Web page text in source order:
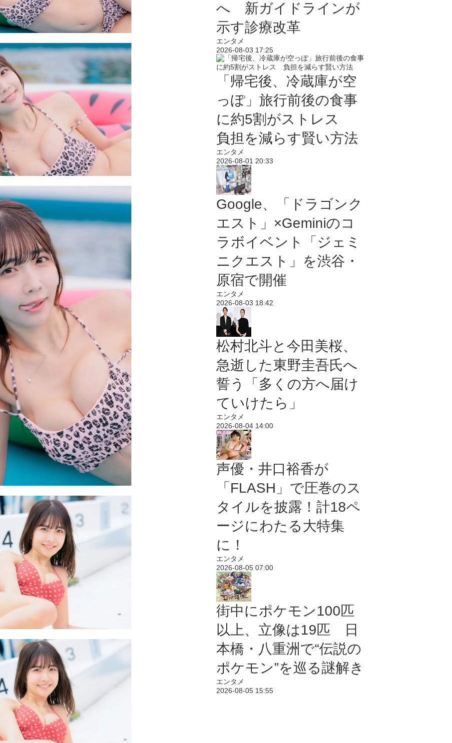
へ 新ガイドラインが
示す診療改革
エンタメ
2026-08-03 17:25
「帰宅後、冷蔵庫が空
っぽ」旅行前後の食事
に約5割がストレス
負担を減らす賢い方法
エンタメ
2026-08-01 20:33
Google、「ドラゴンク
エスト」×Geminiのコ
ラボイベント「ジェミ
ニクエスト」を渋谷・
原宿で開催
エンタメ
2026-08-03 18:42
松村北斗と今田美桜、
急逝した東野圭吾氏へ
誓う「多くの方へ届け
ていけたら」
エンタメ
2026-08-04 14:00
声優・井口裕香が
「FLASH」で圧巻のス
タイルを披露！計18ペ
ージにわたる大特集
に！
エンタメ
2026-08-05 07:00
街中にポケモン100匹
以上、立像は19匹 日
本橋・八重洲で“伝説の
ポケモン”を巡る謎解き
エンタメ
2026-08-05 15:55